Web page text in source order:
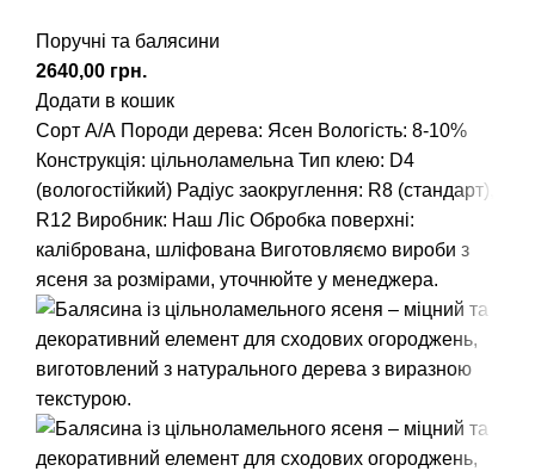
Поручні та балясини
грн.
Додати в кошик
Сорт А/А Породи дерева: Ясен Вологість: 8-10%
Конструкція: цільноламельна Тип клею: D4
(вологостійкий) Радіус заокруглення: R8 (стандарт),
R12 Виробник: Наш Ліс Обробка поверхні:
калібрована, шліфована Виготовляємо вироби з
ясеня за розмірами, уточнюйте у менеджера.